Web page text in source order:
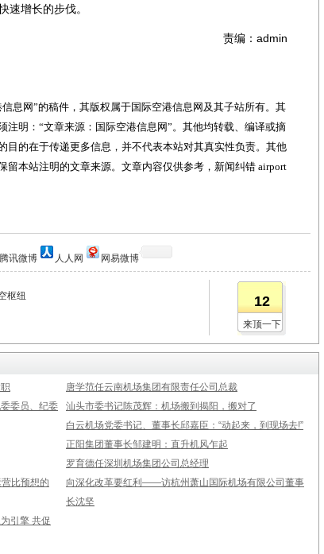
速增长的步伐。
责编：admin
网”的稿件，其版权属于国际空港信息网及其子站所有。其
注明：“文章来源：国际空港信息网”。其他均转载、编译或摘
目的在于传递更多信息，并不代表本站对其真实性负责。其他
留本站注明的文章来源。文章内容仅供参考，新闻纠错 airport
腾讯微博 人人网 网易微博
枢纽 12
来顶一下
唐学范任云南机场集团有限责任公司总裁
委员、纪委
汕头市委书记陈茂辉：机场搬到揭阳，搬对了
白云机场党委书记、董事长邱嘉臣：“动起来，到现场去!”
正阳集团董事长邹建明：直升机风乍起
罗育德任深圳机场集团公司总经理
比预想的
向深化改革要红利——访杭州萧山国际机场有限公司董事
长沈坚
引擎 共促